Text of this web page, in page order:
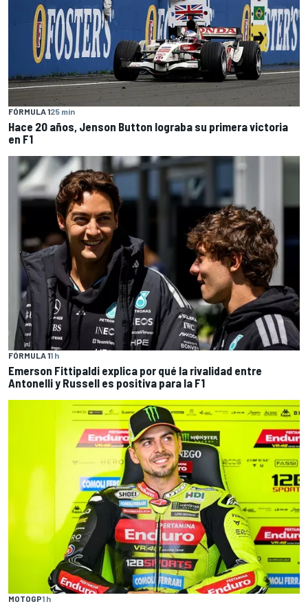
FÓRMULA 125 min
Hace 20 años, Jenson Button lograba su primera victoria
en F1
FÓRMULA 11 h
Emerson Fittipaldi explica por qué la rivalidad entre
Antonelli y Russell es positiva para la F1
MOTOGP1 h